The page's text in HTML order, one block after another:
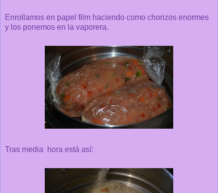
Enrollamos en papel film haciendo como chorizos enormes
y los ponemos en la vaporera.
Tras media hora está así: